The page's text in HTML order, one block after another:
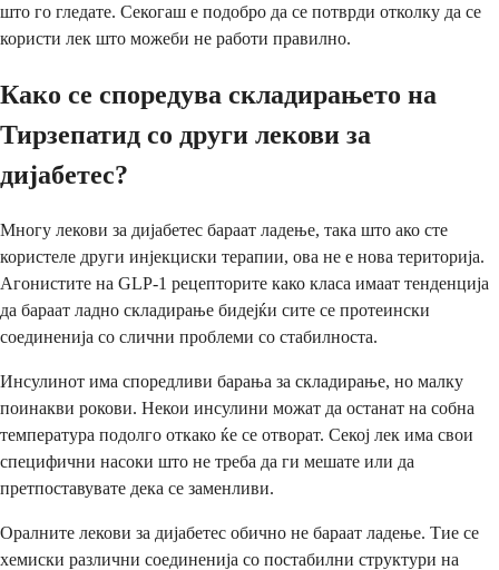
што го гледате. Секогаш е подобро да се потврди отколку да се
користи лек што можеби не работи правилно.
Како се споредува складирањето на
Тирзепатид со други лекови за
дијабетес?
Многу лекови за дијабетес бараат ладење, така што ако сте
користеле други инјекциски терапии, ова не е нова територија.
Агонистите на GLP-1 рецепторите како класа имаат тенденција
да бараат ладно складирање бидејќи сите се протеински
соединенија со слични проблеми со стабилноста.
Инсулинот има споредливи барања за складирање, но малку
поинакви рокови. Некои инсулини можат да останат на собна
температура подолго откако ќе се отворат. Секој лек има свои
специфични насоки што не треба да ги мешате или да
претпоставувате дека се заменливи.
Оралните лекови за дијабетес обично не бараат ладење. Тие се
хемиски различни соединенија со постабилни структури на